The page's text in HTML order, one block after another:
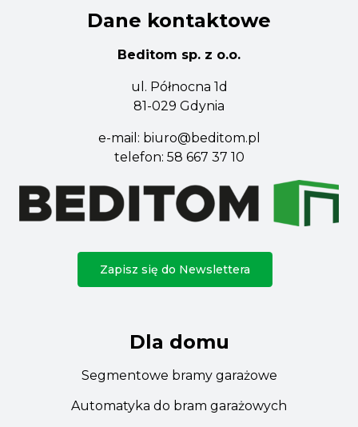
Dane kontaktowe
Beditom sp. z o.o.
ul. Północna 1d
81-029 Gdynia
e-mail: biuro@beditom.pl
telefon: 58 667 37 10
Zapisz się do Newslettera
Dla domu
Segmentowe bramy garażowe
Automatyka do bram garażowych